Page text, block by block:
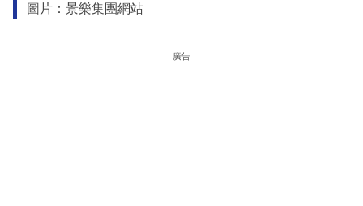
圖片：景樂集團網站
廣告